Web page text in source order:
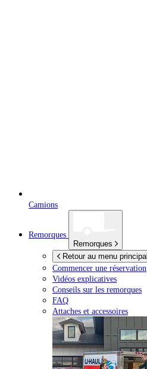
Camions
Remorques
Remorques
Retour au menu principal
Commencer une réservation
Vidéos explicatives
Conseils sur les remorques
FAQ
Attaches et accessoires